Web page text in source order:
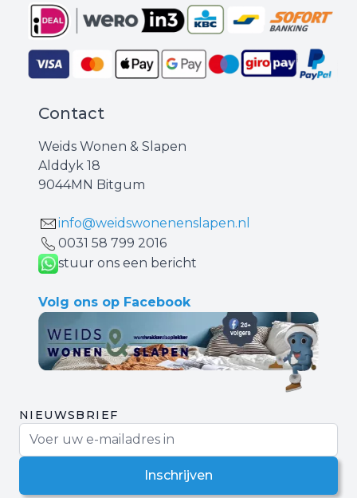
Contact
Weids Wonen & Slapen
Alddyk 18
9044MN Bitgum
info@weidswonenenslapen.nl
0031 ‪58 799 2016‬
stuur ons een bericht
Volg ons op Facebook
NIEUWSBRIEF
Inschrijven